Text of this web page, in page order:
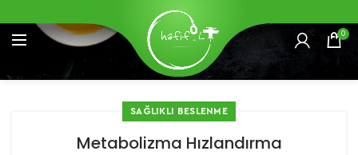
0
SAĞLIKLI BESLENME
Metabolizma Hızlandırma